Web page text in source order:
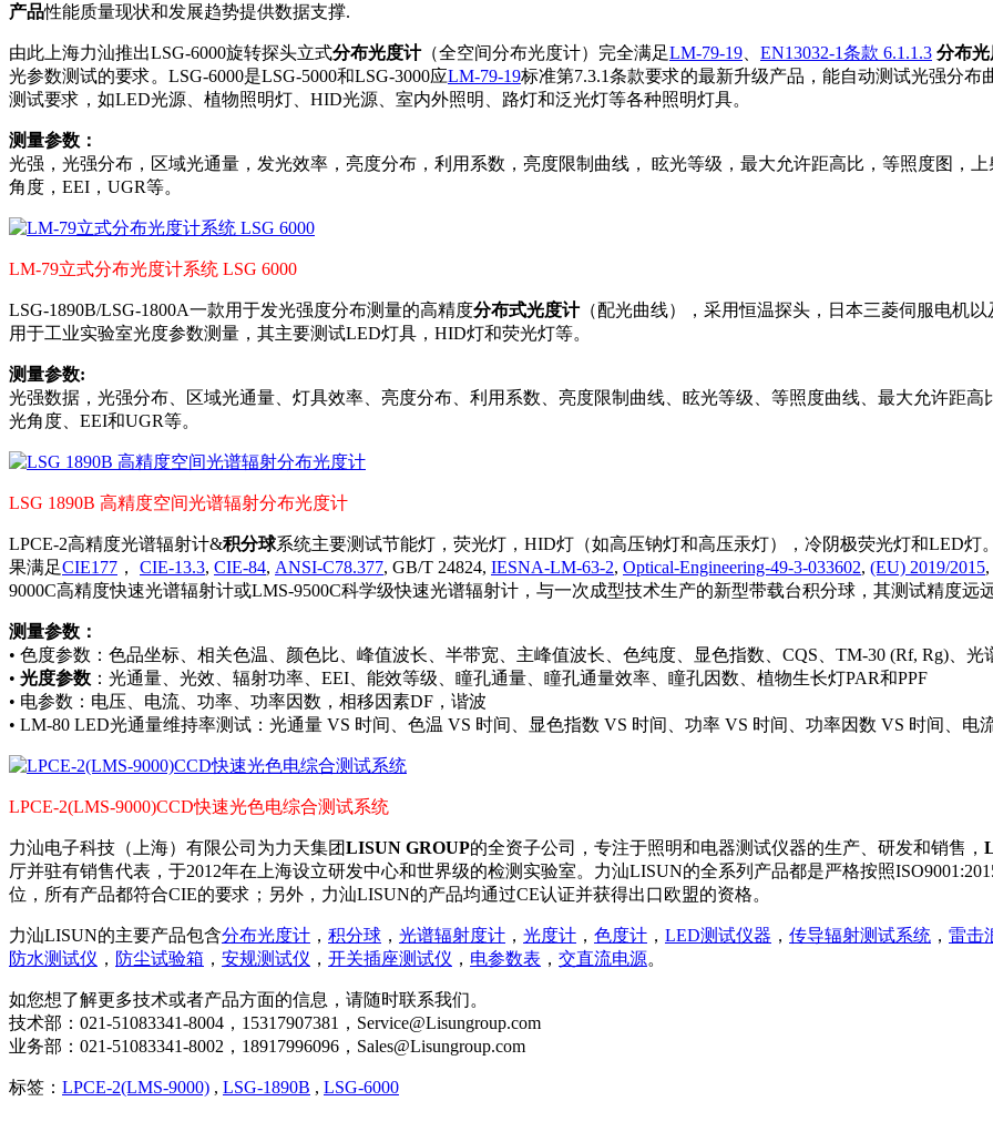
产品性能质量现状和发展趋势提供数据支撑.
由此上海力汕推出LSG-6000旋转探头立式分布光度计（全空间分布光度计）完全满足LM-79-19 EN13032-1条款 6.1.1.3 分布
光参数测试的要求。LSG-6000是LSG-5000和LSG-3000应LM-79-19标准第7.3.1条款要求的最新升级产品，能自动测试光强分
测试要求，如LED光源、植物照明灯、HID光源、室内外照明、路灯和泛光灯等各种照明灯具。
测量参数：
光强，光强分布，区域光通量，发光效率，亮度分布，利用系数，亮度限制曲线， 眩光等级，最大允许距高比，等照度图，
角度，EEI，UGR等。
LM-79立式分布光度计系统 LSG 6000
LSG-1890B/LSG-1800A一款用于发光强度分布测量的高精度分布式光度计（配光曲线），采用恒温探头，日本三菱伺服电机
用于工业实验室光度参数测量，其主要测试LED灯具，HID灯和荧光灯等。
测量参数:
光强数据，光强分布、区域光通量、灯具效率、亮度分布、利用系数、亮度限制曲线、眩光等级、等照度曲线、最大允许距
光角度、EEI和UGR等。
LSG 1890B 高精度空间光谱辐射分布光度计
LPCE-2高精度光谱辐射计&积分球系统主要测试节能灯，荧光灯，HID灯（如高压钠灯和高压汞灯），冷阴极荧光灯和LED
果满足CIE177 ， CIE-13.3, CIE-84, ANSI-C78.377, GB/T 24824, IESNA-LM-63-2, Optical-Engineering-49-3-033602, (EU) 2019/2015,
9000C高精度快速光谱辐射计或LMS-9500C科学级快速光谱辐射计，与一次成型技术生产的新型带载台积分球，其测试精度远
测量参数：
• 色度参数：色品坐标、相关色温、颜色比、峰值波长、半带宽、主峰值波长、色纯度、显色指数、CQS、TM-30 (Rf, Rg)、光
• 光度参数 ：光通量、光效、辐射功率、EEI、能效等级、瞳孔通量、瞳孔通量效率、瞳孔因数、植物生长灯PAR和PPF
• 电参数：电压、电流、功率、功率因数，相移因素DF，谐波
• LM-80 LED光通量维持率测试：光通量 VS 时间、色温 VS 时间、显色指数 VS 时间、功率 VS 时间、功率因数 VS 时间、电
LPCE-2(LMS-9000)CCD快速光色电综合测试系统
力汕电子科技（上海）有限公司为力天集团LISUN GROUP的全资子公司，专注于照明和电器测试仪器的生产、研发和销售，
厅并驻有销售代表，于2012年在上海设立研发中心和世界级的检测实验室。力汕LISUN的全系列产品都是严格按照
位，所有产品都符合CIE的要求；另外，力汕LISUN的产品均通过CE认证并获得出口欧盟的资格。
力汕LISUN的主要产品包含分布光度计 ， 积分球 ， 光谱辐射度计 ， 光度计 ， 色度计 ， LED测试仪器 ， 传导辐射测试系统 ， 雷击
防水测试仪 ， 防尘试验箱 ， 安规测试仪 ， 开关插座测试仪 ， 电参数表 ， 交直流电源。
如您想了解更多技术或者产品方面的信息，请随时联系我们。
技术部：021-51083341-8004，15317907381，Service@Lisungroup.com
业务部：021-51083341-8002，18917996096，Sales@Lisungroup.com
标签： LPCE-2(LMS-9000) , LSG-1890B , LSG-6000